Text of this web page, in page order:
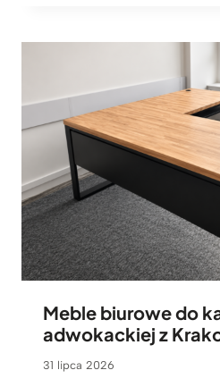
Meble biurowe do
adwokackiej z
31 lipca 2026